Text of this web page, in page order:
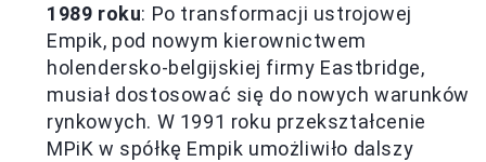
1989 roku: Po transformacji ustrojowej
Empik, pod nowym kierownictwem
holendersko-belgijskiej firmy Eastbridge,
musiał dostosować się do nowych warunków
rynkowych. W 1991 roku przekształcenie
MPiK w spółkę Empik umożliwiło dalszy